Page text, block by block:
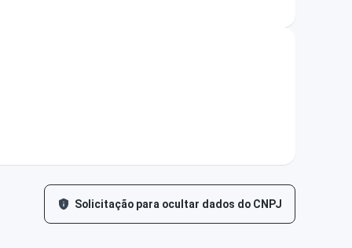
Solicitação para ocultar dados do CNPJ